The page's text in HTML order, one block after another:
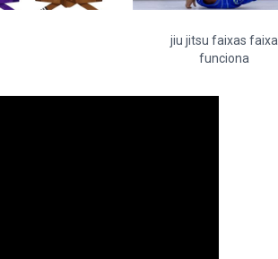
jiu jitsu faixas faixa
funciona